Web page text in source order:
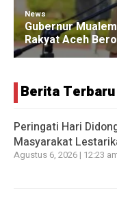
Berita Terbaru
Peringati Hari
Masyarakat
Agustus 6, 2026 | 12:23